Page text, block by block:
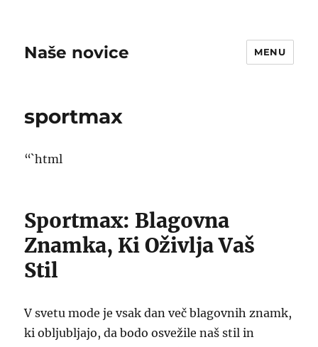
Naše novice MENU
sportmax
“`html
Sportmax: Blagovna
Znamka, Ki Oživlja Vaš
Stil
V svetu mode je vsak dan več blagovnih znamk,
ki obljubljajo, da bodo osvežile naš stil in